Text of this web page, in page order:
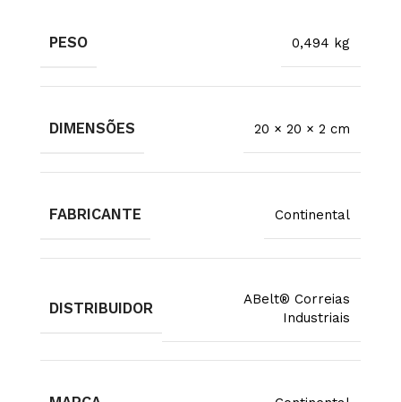
PESO 0,494 kg
DIMENSÕES 20 × 20 × 2 cm
FABRICANTE Continental
DISTRIBUIDOR
ABelt® Correias
Industriais